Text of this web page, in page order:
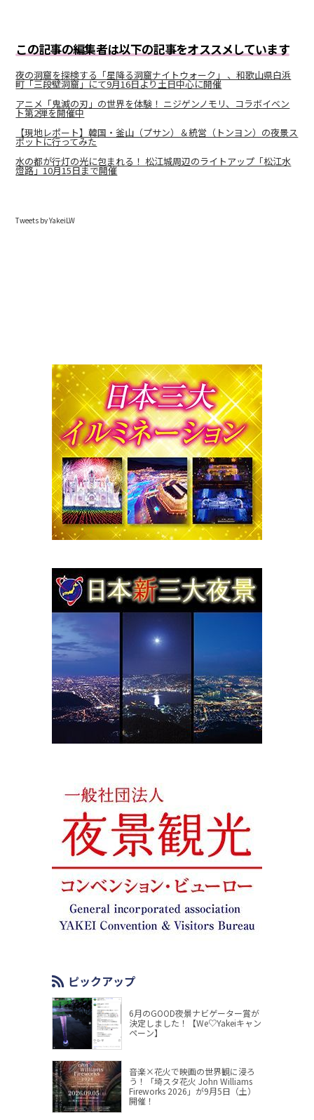
この記事の編集者は以下の記事をオススメしています
夜の洞窟を探検する「星降る洞窟ナイトウォーク」 、和歌山県白浜
町「三段壁洞窟」にて9月16日より土日中心に開催
アニメ「鬼滅の刃」の世界を体験！ ニジゲンノモリ、コラボイベン
ト第2弾を開催中
【現地レポート】韓国・釜山（プサン）＆統営（トンヨン）の夜景ス
ポットに行ってみた
水の都が行灯の光に包まれる！ 松江城周辺のライトアップ「松江水
燈路」10月15日まで開催
Tweets by YakeiLW
ピックアップ
6月のGOOD夜景ナビゲーター賞が
決定しました！【We♡Yakeiキャン
ペーン】
音楽×花火で映画の世界観に浸ろ
う！「埼スタ花火 John Williams
Fireworks 2026」が9月5日（土）
開催！